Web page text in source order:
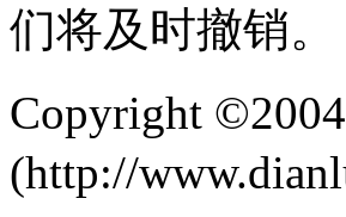
们将及时撤销。
Copyright
(http://